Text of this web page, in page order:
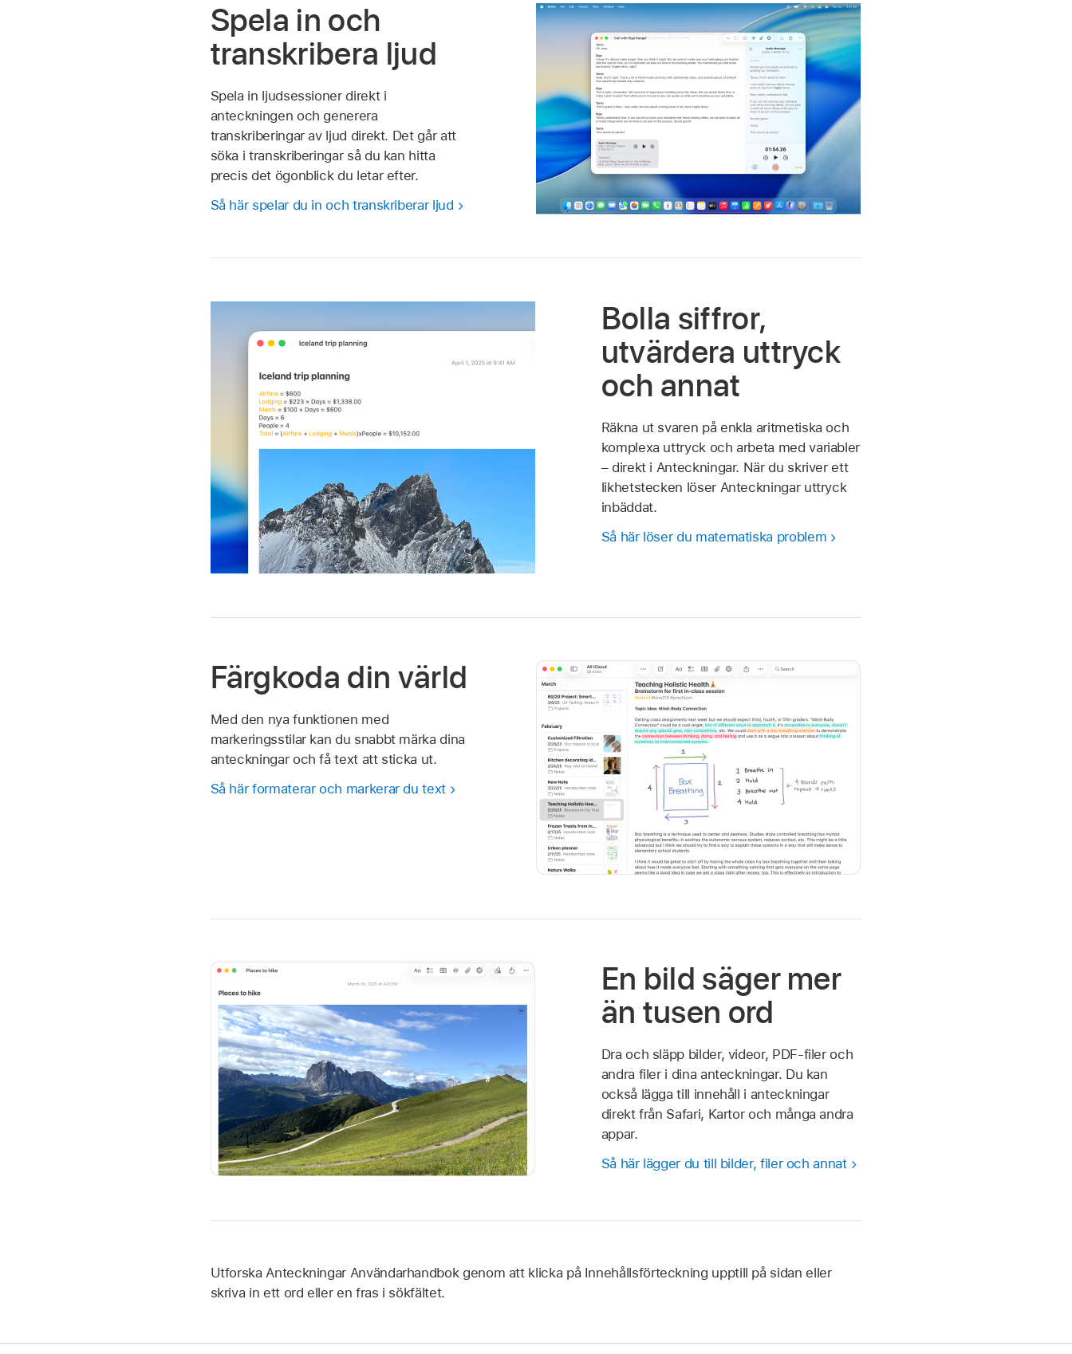
Spela in och
transkribera ljud
Spela in ljudsessioner direkt i
anteckningen och generera
transkriberingar av ljud direkt. Det går att
söka i transkriberingar så du kan hitta
precis det ögonblick du letar efter.
Så här spelar du in och transkriberar ljud
Bolla siffror,
utvärdera uttryck
och annat
Räkna ut svaren på enkla aritmetiska och
komplexa uttryck och arbeta med variabler
– direkt i Anteckningar. När du skriver ett
likhetstecken löser Anteckningar uttryck
inbäddat.
Så här löser du matematiska problem
Färgkoda din värld
Med den nya funktionen med
markeringsstilar kan du snabbt märka dina
anteckningar och få text att sticka ut.
Så här formaterar och markerar du text
En bild säger mer
än tusen ord
Dra och släpp bilder, videor, PDF-filer och
andra filer i dina anteckningar. Du kan
också lägga till innehåll i anteckningar
direkt från Safari, Kartor och många andra
appar.
Så här lägger du till bilder, filer och annat
Utforska Anteckningar Användarhandbok genom att klicka på Innehållsförteckning upptill på sidan eller
skriva in ett ord eller en fras i sökfältet.